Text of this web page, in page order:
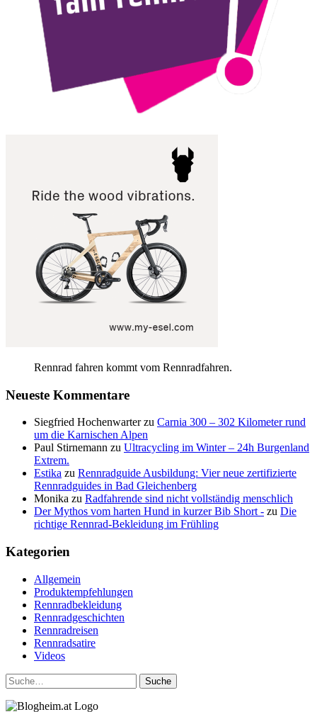
Rennrad fahren kommt vom Rennradfahren.
Neueste Kommentare
Siegfried Hochenwarterzu Carnia 300 – 302 Kilometer rund
um die Karnischen Alpen
Paul Stirnemann zu Ultracycling im Winter – 24h Burgenland
Extrem.
Estika zu Rennradguide Ausbildung: Vier neue zertifizierte
Rennradguides in Bad Gleichenberg
Monika zu Radfahrende sind nicht vollständig menschlich
Der Mythos vom harten Hund in kurzer Bib Short - zu Die
richtige Rennrad-Bekleidung im Frühling
Kategorien
Allgemein
Produktempfehlungen
Rennradbekleidung
Rennradgeschichten
Rennradreisen
Rennradsatire
Videos
Suche